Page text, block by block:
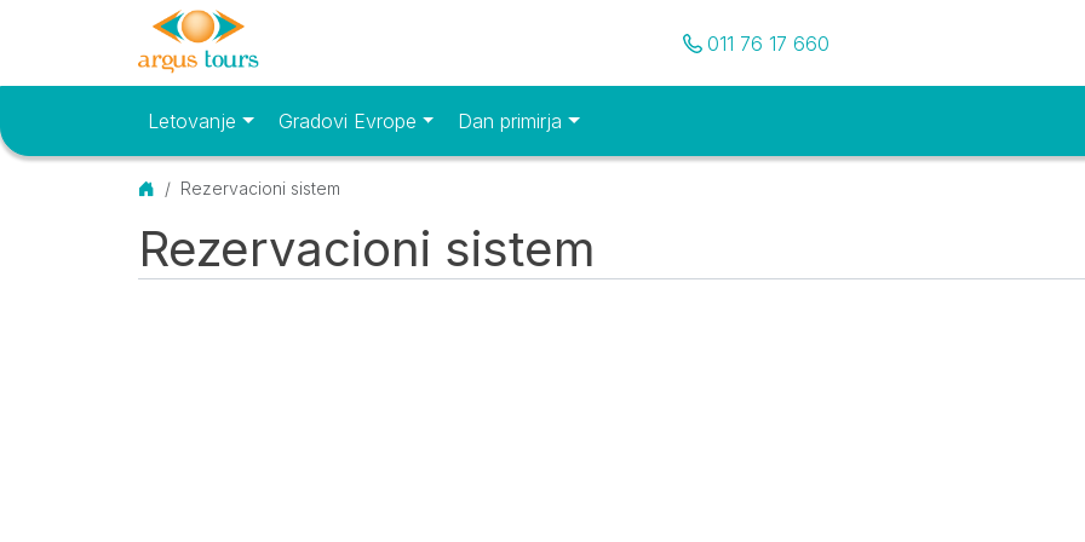
Pozovite nas
011 76 17 660
Osnovni meniLetovanje Gradovi Evrope Dan primirja
Početna
Rezervacioni sistem
Rezervacioni sistem